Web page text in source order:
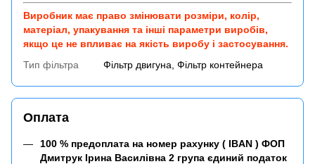
Виробник має право змінювати розміри, колір,
матеріал, упакування та інші параметри виробів,
якщо це не впливає на якість виробу і застосування.
Тип фільтра
Фільтр двигуна, Фільтр контейнера
Оплата
100 % предоплата на номер рахунку ( IBAN ) ФОП
Дмитрук Ірина Василівна 2 група єдиний податок